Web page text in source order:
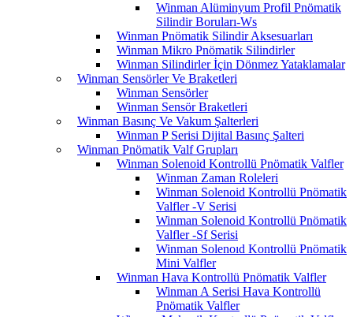
Winman Alüminyum Profil Pnömatik
Silindir Boruları-Ws
Winman Pnömatik Silindir Aksesuarları
Winman Mikro Pnömatik Silindirler
Winman Silindirler İçin Dönmez Yataklamalar
Winman Sensörler Ve Braketleri
Winman Sensörler
Winman Sensör Braketleri
Winman Basınç Ve Vakum Şalterleri
Winman P Serisi Dijital Basınç Şalteri
Winman Pnömatik Valf Grupları
Winman Solenoid Kontrollü Pnömatik Valfler
Winman Zaman Roleleri
Winman Solenoid Kontrollü Pnömatik
Valfler -V Serisi
Winman Solenoid Kontrollü Pnömatik
Valfler -Sf Serisi
Winman Solenoıd Kontrollü Pnömatik
Mini Valfler
Winman Hava Kontrollü Pnömatik Valfler
Winman A Serisi Hava Kontrollü
Pnömatik Valfler